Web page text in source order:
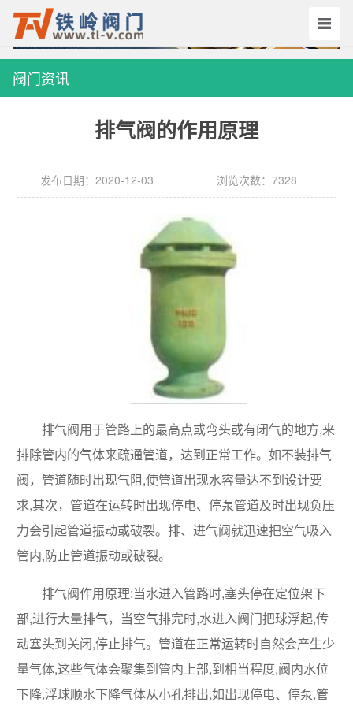
阀门资讯
排气阀的作用原理
发布日期：2020-12-03 浏览次数：7328
排气阀用于管路上的最高点或弯头或有闭气的地方,来
排除管内的气体来疏通管道，达到正常工作。如不装排气
阀，管道随时出现气阻,使管道出现水容量达不到设计要
求,其次，管道在运转时出现停电、停泵管道及时出现负压
力会引起管道振动或破裂。排、进气阀就迅速把空气吸入
管内,防止管道振动或破裂。
排气阀作用原理:当水进入管路时,塞头停在定位架下
部,进行大量排气，当空气排完时,水进入阀门把球浮起,传
动塞头到关闭,停止排气。管道在正常运转时自然会产生少
量气体,这些气体会聚集到管内上部,到相当程度,阀内水位
下降,浮球顺水下降气体从小孔排出,如出现停电、停泵,管